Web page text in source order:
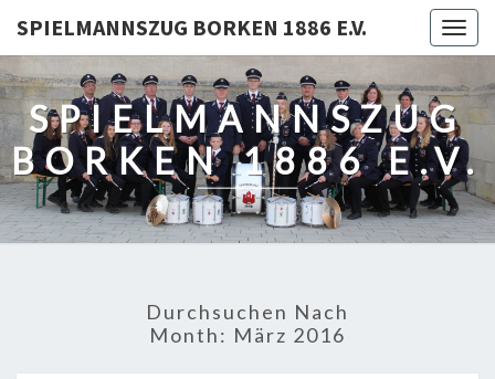
SPIELMANNSZUG BORKEN 1886 E.V.
SPIELMANNSZUG
BORKEN 1886 E.V.
Durchsuchen Nach
Month: März 2016